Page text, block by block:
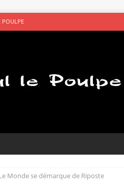
POULPE
POULPE
Monde se démarque de Riposte